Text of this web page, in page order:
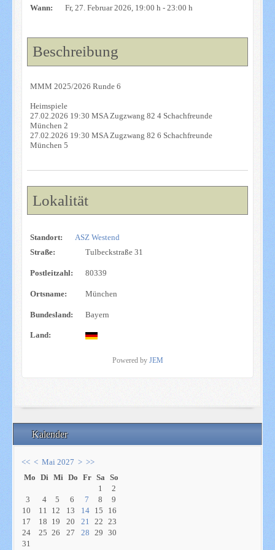
Kalender
<< < Mai 2027 > >>
Mo Di Mi Do Fr Sa So
1
2
3
4 5 6 7 8
9
10
11 12 13 14 15
16
17
18 19 20 21 22
23
24
25 26 27 28 29
30
31
Wann: Fr, 27. Februar 2026, 19:00 h - 23:00 h
Beschreibung
MMM 2025/2026 Runde 6
Heimspiele
27.02.2026 19:30 MSA Zugzwang 82 4 Schachfreunde
München 2
27.02.2026 19:30 MSA Zugzwang 82 6 Schachfreunde
München 5
Lokalität
Standort:
ASZ Westend
Straße:
Tulbeckstraße 31
Postleitzahl: 80339
Ortsname: München
Bundesland: Bayern
Land:
Powered by JEM